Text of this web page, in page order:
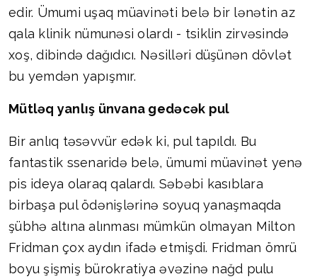
edir. Ümumi uşaq müavinəti belə bir lənətin az
qala klinik nümunəsi olardı - tsiklin zirvəsində
xoş, dibində dağıdıcı. Nəsilləri düşünən dövlət
bu yemdən yapışmır.
Mütləq yanlış ünvana gedəcək pul
Bir anlıq təsəvvür edək ki, pul tapıldı. Bu
fantastik ssenaridə belə, ümumi müavinət yenə
pis ideya olaraq qalardı. Səbəbi kasıblara
birbaşa pul ödənişlərinə soyuq yanaşmaqda
şübhə altına alınması mümkün olmayan Milton
Fridman çox aydın ifadə etmişdi. Fridman ömrü
boyu şişmiş bürokratiya əvəzinə nağd pulu